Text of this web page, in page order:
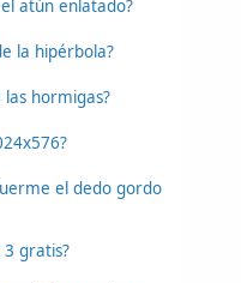
atún enlatado?
la hipérbola?
las hormigas?
el dedo gordo
3 gratis?